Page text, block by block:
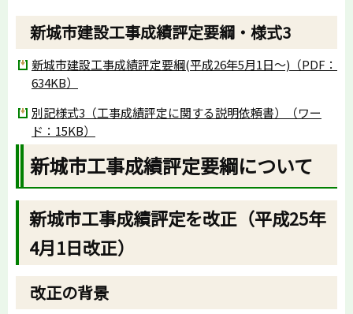
新城市建設工事成績評定要綱・様式3
新城市建設工事成績評定要綱(平成26年5月1日～)（PDF：
634KB）
別記様式3（工事成績評定に関する説明依頼書）（ワー
ド：15KB）
新城市工事成績評定要綱について
新城市工事成績評定を改正（平成25年
4月1日改正）
改正の背景